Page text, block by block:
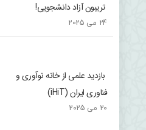
تریبون آزاد دانشجویی!
24 می 2025
بازدید علمی از خانه نوآوری و
فناوری ایران (iHiT)
20 می 2025